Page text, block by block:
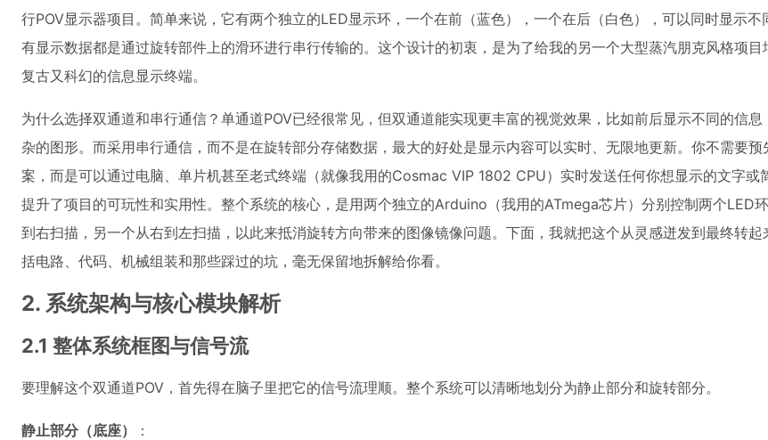
行POV显示器项目。简单来说，它有两个独立的LED显示环，一个在前（蓝色），一个在后（白色），可以同时显示不
有显示数据都是通过旋转部件上的滑环进行串行传输的。这个设计的初衷，是为了给我的另一个大型蒸汽朋克风格项目
复古又科幻的信息显示终端。
为什么选择双通道和串行通信？单通道POV已经很常见，但双通道能实现更丰富的视觉效果，比如前后显示不同的信息
杂的图形。而采用串行通信，而不是在旋转部分存储数据，最大的好处是显示内容可以实时、无限地更新。你不需要预
案，而是可以通过电脑、单片机甚至老式终端（就像我用的Cosmac VIP 1802 CPU）实时发送任何你想显示的文字或
提升了项目的可玩性和实用性。整个系统的核心，是用两个独立的Arduino（我用的ATmega芯片）分别控制两个LED
到右扫描，另一个从右到左扫描，以此来抵消旋转方向带来的图像镜像问题。下面，我就把这个从灵感迸发到最终转
括电路、代码、机械组装和那些踩过的坑，毫无保留地拆解给你看。
2. 系统架构与核心模块解析
2.1 整体系统框图与信号流
要理解这个双通道POV，首先得在脑子里把它的信号流理顺。整个系统可以清晰地划分为静止部分和旋转部分。
静止部分（底座） ：